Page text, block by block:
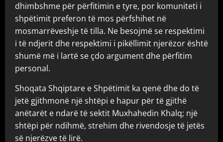
dhimbshme për përfitimin e tyre, por komuniteti i
shpëtimit preferon të mos përfshihet në
mosmarrëveshje të tilla. Ne besojmë se respektimi
i të ndjerit dhe respektimi i pikëllimit njerëzor është
shumë më i lartë se çdo argument dhe përfitim
personal.
Shoqata Shqiptare e Shpëtimit ka qenë dhe do të
jetë gjithmonë një shtëpi e hapur për të gjithë
anëtarët e ndarë të sektit Muxhahedin Khalq; një
shtëpi për ndihmë, strehim dhe rivendosje të jetës
së njerëzve të lirë.